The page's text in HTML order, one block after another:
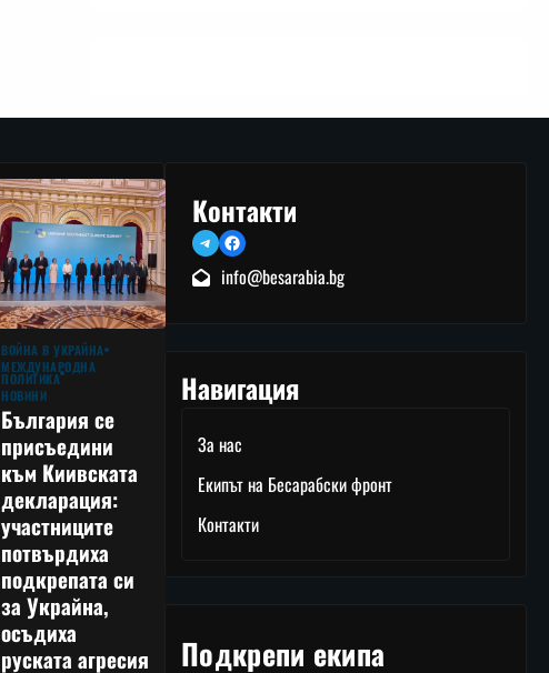
ВОЙНА В УКРАЙНА
МЕЖДУНАРОДНА
ПОЛИТИКА
НОВИНИ
България се
присъедини
към Киивската
декларация:
участниците
потвърдиха
подкрепата си
за Украйна,
осъдиха
руската агресия
Контакти
TelegramFacebook
info@besarabia.bg
Навигация
За нас
Екипът на Бесарабски фронт
Контакти
Подкрепи екипа